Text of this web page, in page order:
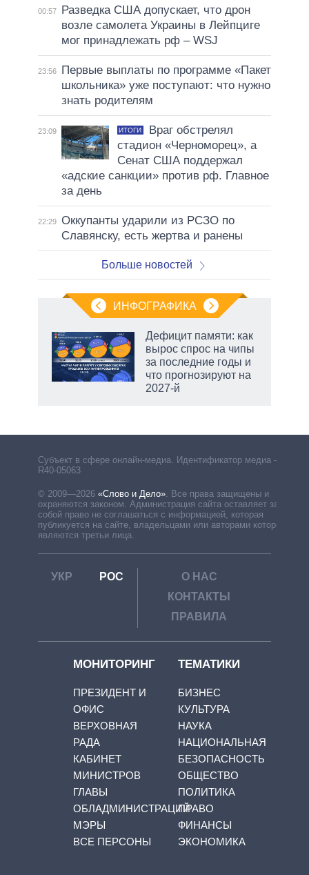
00:57
Разведка США допускает, что дрон
возле самолета Украины в Лейпциге
мог принадлежать рф – WSJ
23:56
Первые выплаты по программе «Пакет
школьника» уже поступают: что нужно
знать родителям
23:09 ИТОГИ
Враг обстрелял
стадион «Черноморец», а
Сенат США поддержал
«адские санкции» против рф. Главное
за день
22:29 Оккупанты ударили из РСЗО по
Славянску, есть жертва и ранены
Больше новостей
ИНФОГРАФИКА
Дефицит памяти: как
вырос спрос на чипы
за последние годы и
что прогнозируют на
2027-й
Субъект в сфере онлайн-медиа. Идентификатор медиа –
R40-05063
© 2009—2026 «Слово и Дело». Все права защищены и
охраняются законом. Администрация сайта оставляет за
собой право не соглашаться с информацией, которая
публикуется на сайте, владельцами или авторами которой
являются третьи лица.
УКР РОС
О НАС
КОНТАКТЫ
ПРАВИЛА
МОНИТОРИНГ
ПРЕЗИДЕНТ И
ОФИС
ВЕРХОВНАЯ
РАДА
КАБИНЕТ
МИНИСТРОВ
ГЛАВЫ
ОБЛАДМИНИСТРАЦИЙ
МЭРЫ
ВСЕ ПЕРСОНЫ
ТЕМАТИКИ
БИЗНЕС
КУЛЬТУРА
НАУКА
НАЦИОНАЛЬНАЯ
БЕЗОПАСНОСТЬ
ОБЩЕСТВО
ПОЛИТИКА
ПРАВО
ФИНАНСЫ
ЭКОНОМИКА